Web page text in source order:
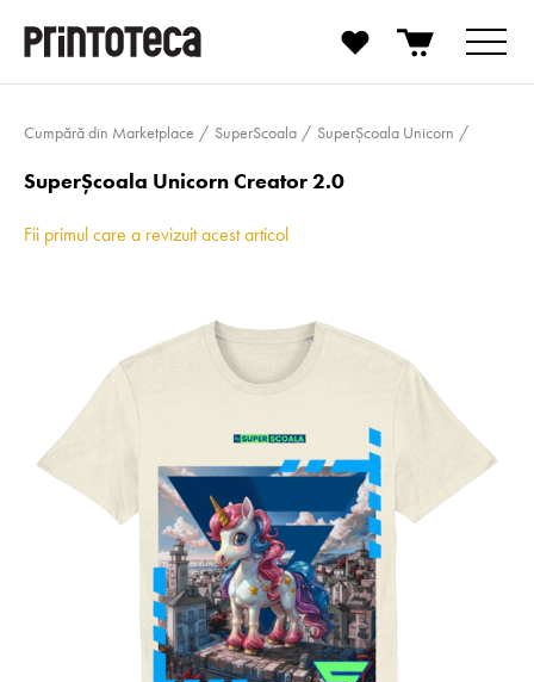
Cumpără din Marketplace SuperScoala SuperȘcoala Unicorn
SuperȘcoala Unicorn Creator 2.0
Fii primul care a revizuit acest articol